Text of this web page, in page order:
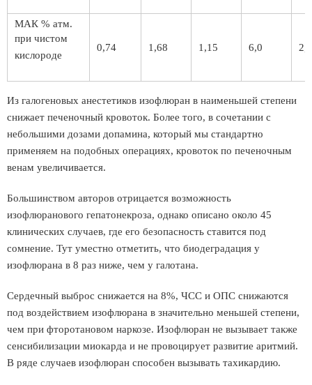
МАК % атм.
при чистом
кислороде
0,74 1,68 1,15 6,0
Из галогеновых анестетиков изофлюран в наименьшей степени
снижает печеночный кровоток. Более того, в сочетании с
небольшими дозами допамина, который мы стандартно
применяем на подобных операциях, кровоток по печеночным
венам увеличивается.
Большинством авторов отрицается возможность
изофлюранового гепатонекроза, однако описано около 45
клинических случаев, где его безопасность ставится под
сомнение. Тут уместно отметить, что биодеградация у
изофлюрана в 8 раз ниже, чем у галотана.
Сердечный выброс снижается на 8%, ЧСС и ОПС снижаются
под воздействием изофлюрана в значительно меньшей степени,
чем при фторотановом наркозе. Изофлюран не вызывает также
сенсибилизации миокарда и не провоцирует развитие аритмий.
В ряде случаев изофлюран способен вызывать тахикардию.